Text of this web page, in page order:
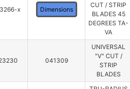
x Dimensions
CUT / STRIP
BLADES 45
DEGREES TA-
VA
041309
UNIVERSAL
"V" CUT /
STRIP
BLADES